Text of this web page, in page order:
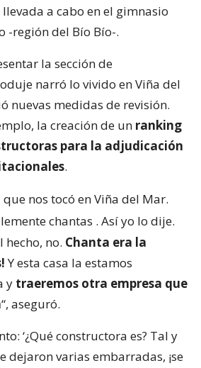
a cabo en el gimnasio
-región del Bío Bío-.
la sección de
narró lo vivido en Viña del
nuevas medidas de revisión.
la creación de un ranking
para la adjudicación
.
que nos tocó en Viña del Mar.
chantas . Así yo lo dije.
no. Chanta era la
Y esta casa la estamos
y traeremos otra empresa que
“, aseguró.
‘¿Qué constructora es? Tal y
dejaron varias embarradas, ¡se